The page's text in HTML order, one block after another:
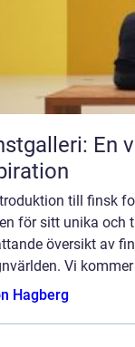
En
till finsk
för sitt unika och
översikt av
Vi
Hagberg